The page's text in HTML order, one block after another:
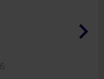
keyboard_arrow_right